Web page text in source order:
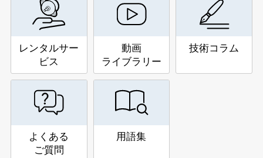
レンタルサー
ビス
動画
ライブラリー
技術コラム
よくある
ご質問
用語集